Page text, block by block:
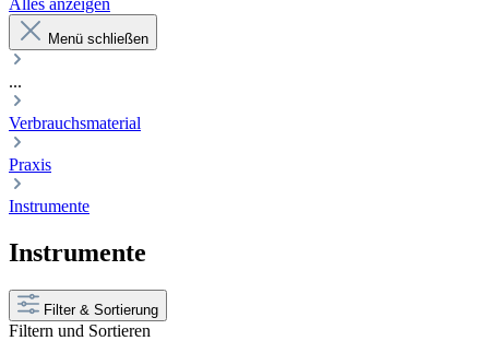
Alles anzeigen
Menü schließen
...
Verbrauchsmaterial
Praxis
Instrumente
Instrumente
Filter & Sortierung
Filtern und Sortieren